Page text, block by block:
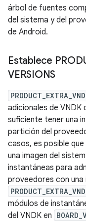
árbol de fuentes
del sistema y del
de Android.
Establece
VERSIONS
adicionales de VNDK
suficiente tener una
partición del
casos, es posible
una imagen del
instantáneas para
proveedores con una
módulos de
del VNDK en